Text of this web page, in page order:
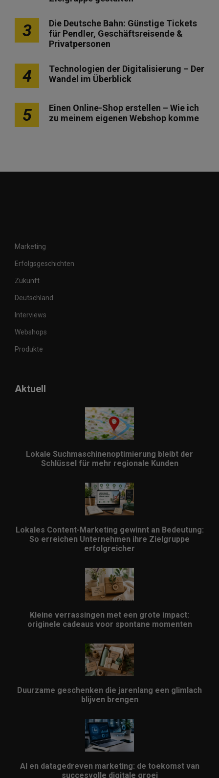
3
Die Deutsche Bahn: Günstige Tickets
für Pendler, Geschäftsreisende &
Privatpersonen
4
Technologien der Digitalisierung – Der
Wandel im Überblick
5
Einen Online-Shop erstellen – Wie ich
zu meinem eigenen Webshop komme
Marketing
Erfolgsgeschichten
Zukunft
Deutschland
Interviews
Webshops
Produkte
Aktuell
Lokale Suchmaschinenoptimierung bleibt der
Schlüssel für mehr regionale Kunden
Lokales Content-Marketing gewinnt an Bedeutung:
So erreichen Unternehmen ihre Zielgruppe
erfolgreicher
Kleine verrassingen met een grote impact:
originele cadeaus voor spontane momenten
Duurzame geschenken die jarenlang een glimlach
blijven brengen
AI en datagedreven marketing: de toekomst van
succesvolle digitale groei